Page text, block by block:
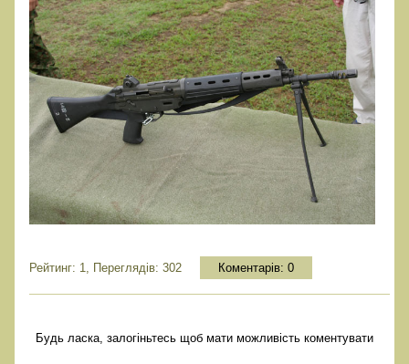
Рейтинг: 1, Переглядів: 302 Коментарів: 0
Будь ласка, залогіньтесь щоб мати можливість коментувати